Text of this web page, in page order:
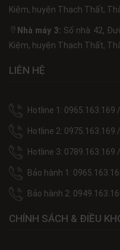
Kiệm, huyện Thạch Thất,
Nhà máy 3: Số nhà 42,
Kiệm, huyện Thạch Thất,
LIÊN HỆ
Hotline 1: 0965.163.169
Hotline 2: 0975.163.169
Hotline 3: 0789.163.169
Bảo hành 1:
Bảo hành 2:
CHÍNH SÁCH & ĐIỀU